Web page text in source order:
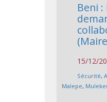
Beni
15/12/
Sécurité,
Malepe,